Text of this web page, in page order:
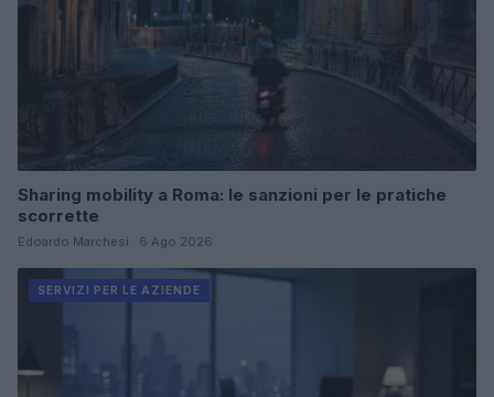
Sharing mobility a Roma: le sanzioni per le pratiche
scorrette
Edoardo Marchesi · 6 Ago 2026
SERVIZI PER LE AZIENDE